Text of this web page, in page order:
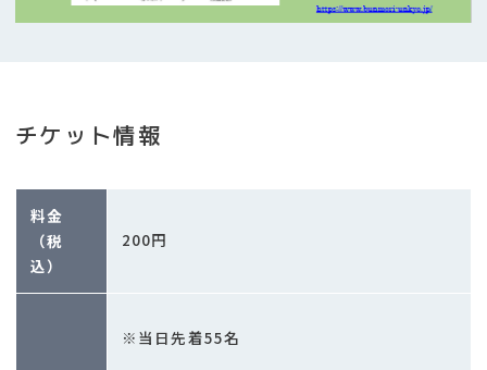
チケット情報
料金
（税
込）
200円
※当日先着55名